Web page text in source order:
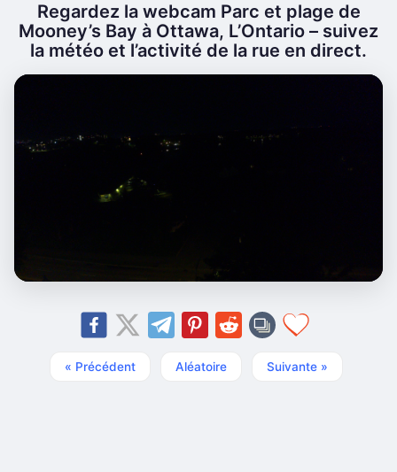
Regardez la webcam Parc et plage de
Mooney’s Bay à Ottawa, L’Ontario – suivez
la météo et l’activité de la rue en direct.
« Précédent Aléatoire Suivante »